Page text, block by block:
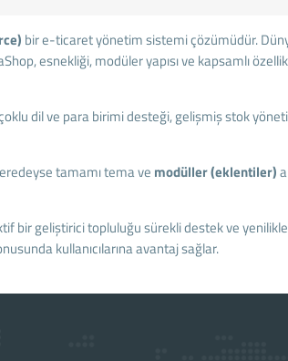
bir e-ticaret yönetim sistemi çözümüdür.
esnekliği, modüler yapısı ve kapsamlı
dil ve para birimi desteği, gelişmiş stok
tamamı tema ve modüller (eklentiler)
bir geliştirici topluluğu sürekli destek ve
kullanıcılarına avantaj sağlar.